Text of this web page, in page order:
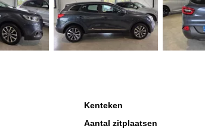
Kenteken
Aantal zitplaatsen